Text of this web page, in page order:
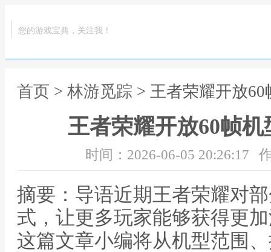
您的游戏宝典，关注我！
首页 > 林游觅踪 > 王者荣耀开放
王者荣耀开放60帧
时间：2026-06-05 20:26:17
摘要：导语近期王者荣耀对
式，让更多玩家能够获得更
这篇文章小编将从机型范围